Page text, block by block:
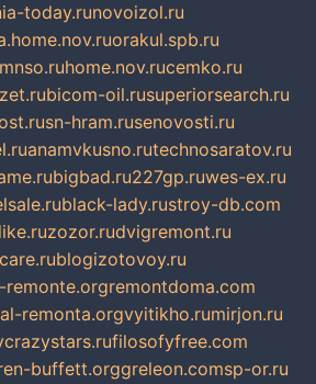
today.runovoizol.ru
orakul.spb.ru
mnso.ruhome.nov.rucemko.ru
bicom-oil.rusuperiorsearch.ru
sn-hram.rusenovosti.ru
anamvkusno.rutechnosaratov.ru
bigbad.ru227gp.ruwes-ex.ru
black-lady.rustroy-db.com
zozor.rudvigremont.ru
blogizotovoy.ru
remonte.orgremontdoma.com
remonta.orgvyitikho.rumirjon.ru
filosofyfree.com
buffett.orggreleon.comsp-or.ru